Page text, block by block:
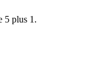
5 plus 1.